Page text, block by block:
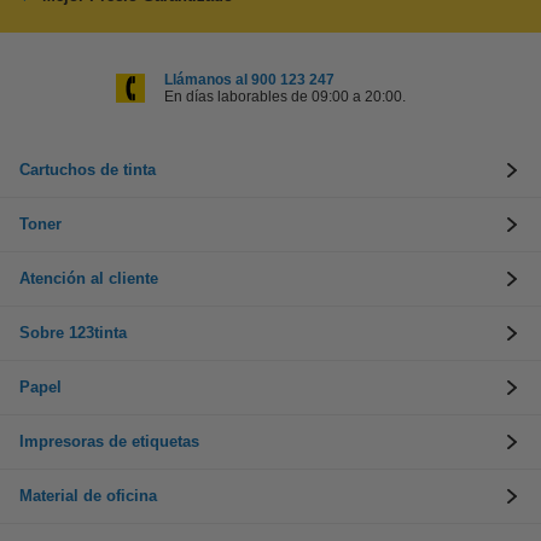
Llámanos al 900 123 247
En días laborables de 09:00 a 20:00.
Cartuchos de tinta
Toner
Atención al cliente
Sobre 123tinta
Papel
Impresoras de etiquetas
Material de oficina